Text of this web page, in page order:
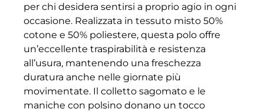
per chi desidera sentirsi a proprio agio in ogni
occasione. Realizzata in tessuto misto 50%
cotone e 50% poliestere, questa polo offre
un’eccellente traspirabilità e resistenza
all’usura, mantenendo una freschezza
duratura anche nelle giornate più
movimentate. Il colletto sagomato e le
maniche con polsino donano un tocco